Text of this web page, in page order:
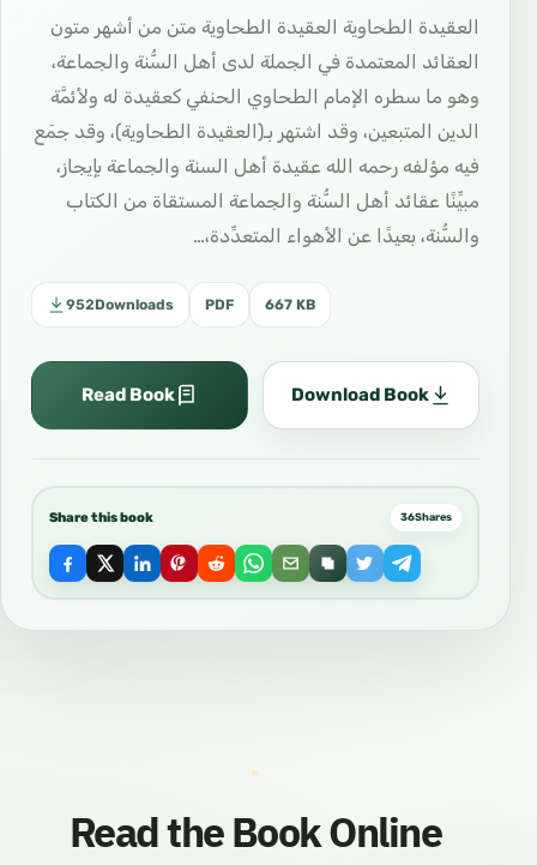
العقيدة الطحاوية العقيدة الطحاوية متن من أشهر متون
العقائد المعتمدة في الجملة لدى أهل السُّنة والجماعة،
وهو ما سطره الإمام الطحاوي الحنفي كعقيدة له ولأئمَّة
الدين المتبعين، وقد اشتهر بـ(العقيدة الطحاوية)، وقد جمَع
فيه مؤلفه رحمه الله عقيدة أهل السنة والجماعة بإيجاز،
مبيِّنًا عقائد أهل السُّنة والجماعة المستقاة من الكتاب
والسُّنة، بعيدًا عن الأهواء المتعدِّدة،…
952Downloads PDF 667 KB
Read Book Download Book
Share this book 36Shares
Read the Book Online